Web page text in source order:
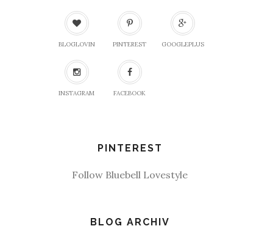
BLOGLOVIN PINTEREST GOOGLEPLUS
INSTAGRAM FACEBOOK
PINTEREST
Follow Bluebell Lovestyle
BLOG ARCHIV